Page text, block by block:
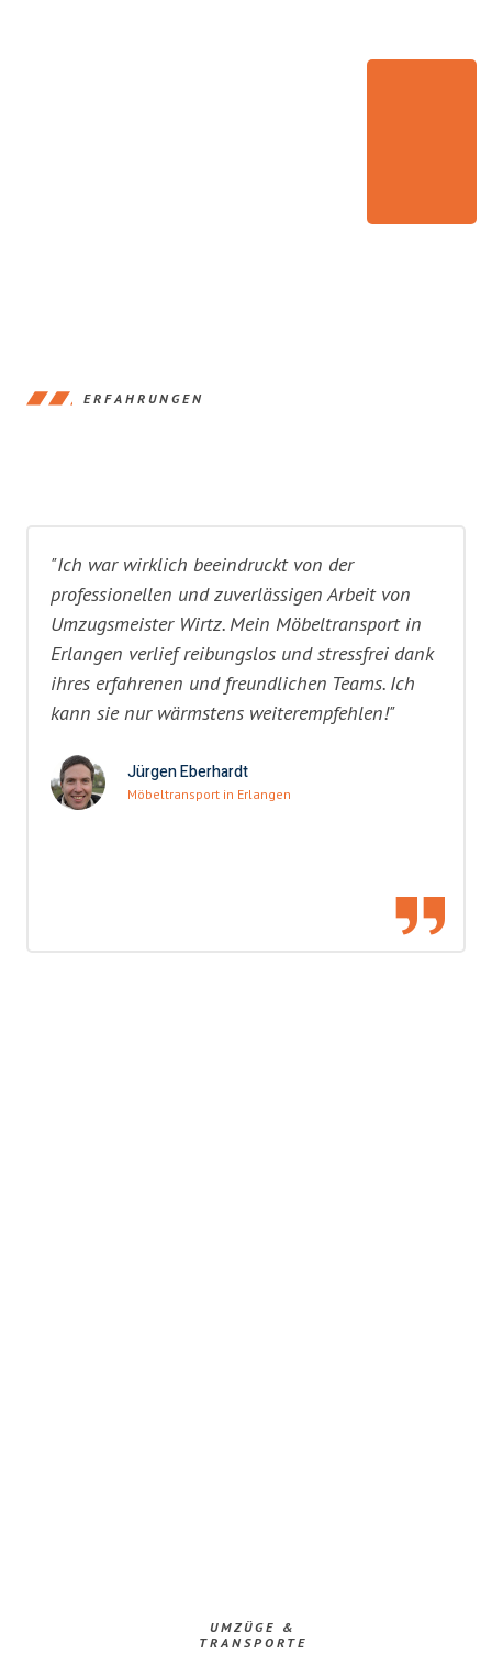
ERFAHRUNGEN
"Ich war wirklich beeindruckt von der
professionellen und zuverlässigen Arbeit von
Umzugsmeister Wirtz. Mein Möbeltransport in
Erlangen verlief reibungslos und stressfrei dank
ihres erfahrenen und freundlichen Teams. Ich
kann sie nur wärmstens weiterempfehlen!"
Jürgen Eberhardt
Möbeltransport in Erlangen
UMZÜGE &
TRANSPORTE